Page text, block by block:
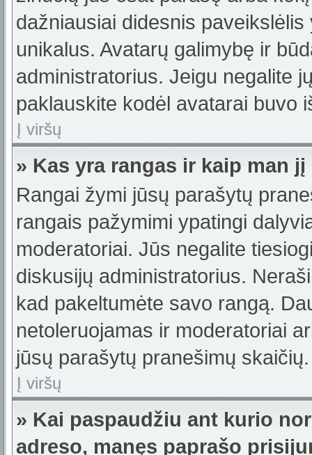
dažniausiai didesnis
unikalus. Avatarų galimybę ir
administratorius. Jeigu negalite
paklauskite kodėl avatarai buvo
Į viršų
» Kas yra rangas ir kaip man
Rangai žymi jūsų parašytų
rangais pažymimi ypatingi
moderatoriai. Jūs negalite
diskusijų administratorius.
kad pakeltumėte savo rangą.
netoleruojamas ir moderatoriai
jūsų parašytų pranešimų skaičių.
Į viršų
» Kai paspaudžiu ant kurio
adreso, manęs paprašo